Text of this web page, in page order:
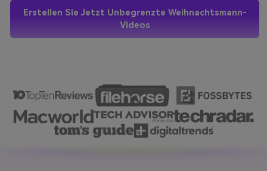
Erstellen Sie Jetzt Unbegrenzte Weihnachtsmann-
Videos